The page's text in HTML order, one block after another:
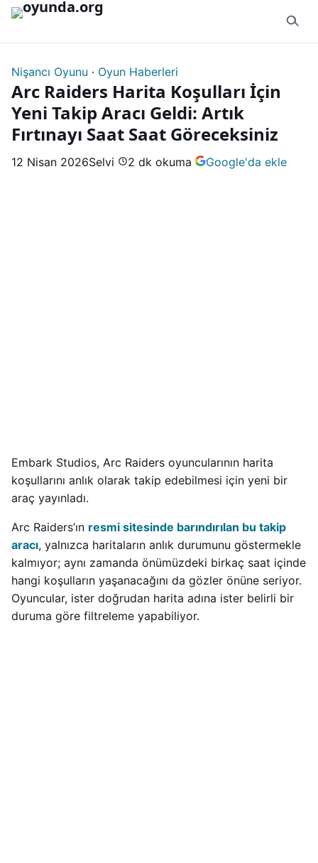
İçeriğe geç
Nişancı Oyunu · Oyun Haberleri
Arc Raiders Harita Koşulları İçin
Yeni Takip Aracı Geldi: Artık
Fırtınayı Saat Saat Göreceksiniz
12 Nisan 2026Selvi 2 dk okuma Google'da ekle
Embark Studios, Arc Raiders oyuncularının harita
koşullarını anlık olarak takip edebilmesi için yeni bir
araç yayınladı.
Arc Raiders’ın resmi sitesinde barındırılan bu takip
aracı, yalnızca haritaların anlık durumunu göstermekle
kalmıyor; aynı zamanda önümüzdeki birkaç saat içinde
hangi koşulların yaşanacağını da gözler önüne seriyor.
Oyuncular, ister doğrudan harita adına ister belirli bir
duruma göre filtreleme yapabiliyor.